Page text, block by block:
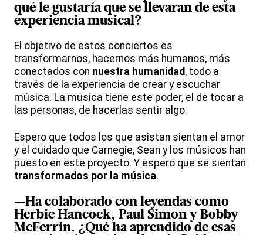
qué le gustaría que se llevaran de esta
experiencia musical?
El objetivo de estos conciertos es
transformarnos, hacernos más humanos, más
conectados con nuestra humanidad, todo a
través de la experiencia de crear y escuchar
música. La música tiene este poder, el de tocar a
las personas, de hacerlas sentir algo.
Espero que todos los que asistan sientan el amor
y el cuidado que Carnegie, Sean y los músicos han
puesto en este proyecto. Y espero que se sientan
transformados por la música.
—Ha colaborado con leyendas como
Herbie Hancock, Paul Simon y Bobby
McFerrin. ¿Qué ha aprendido de esas